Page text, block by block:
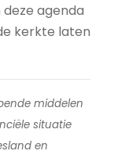
agenda
kerkte laten
middelen
situatie
en